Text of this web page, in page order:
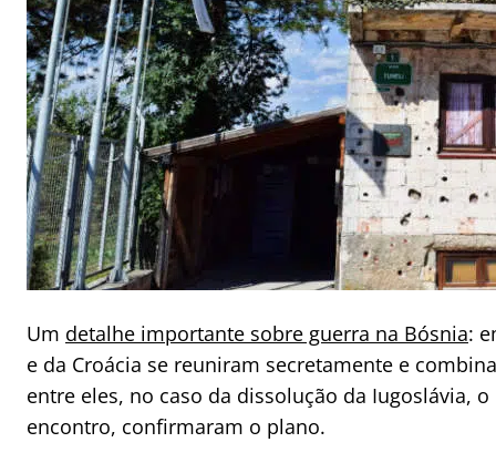
Um detalhe importante sobre guerra na Bósnia:
e da Croácia se reuniram secretamente e
entre eles, no caso da dissolução da Iugoslávia,
encontro, confirmaram o plano.